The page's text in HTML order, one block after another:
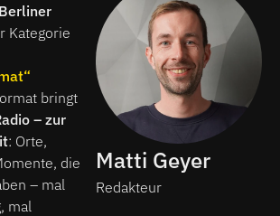
Matti Geyer
Redakteur
Kategorie
bringt
– zur
: Orte,
die
– mal
mal